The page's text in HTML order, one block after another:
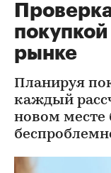
рынке
Планируя
каждый
новом месте